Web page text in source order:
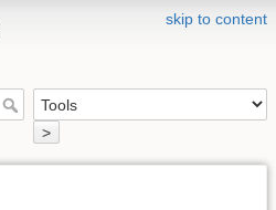
skip to content
>